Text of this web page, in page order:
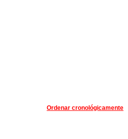
Ordenar cronológicamente